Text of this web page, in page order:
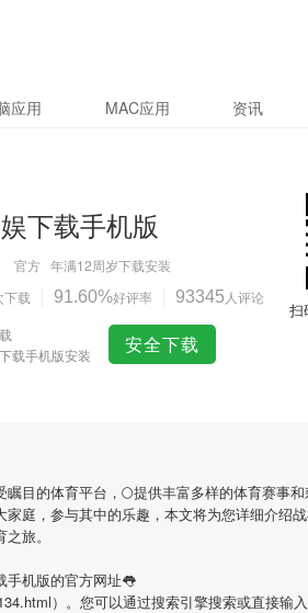
应用 MAC应用 资讯
下载手机版
官方 年满12周岁下载安装
下载 91.60%好评率 93345 人评论
载手机版安装
安全下载
扫
瞩目的体育平台，🌕提供丰富多样的体育赛事
家庭，参与其中的乐趣，本文将为您详细介绍
旅。
手机版的官方网址👅
）。您可以通过搜索引擎搜索或直接输入